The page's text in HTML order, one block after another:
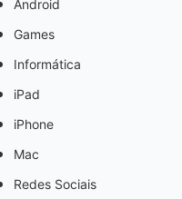
Android
Games
Informática
iPad
iPhone
Mac
Redes Sociais